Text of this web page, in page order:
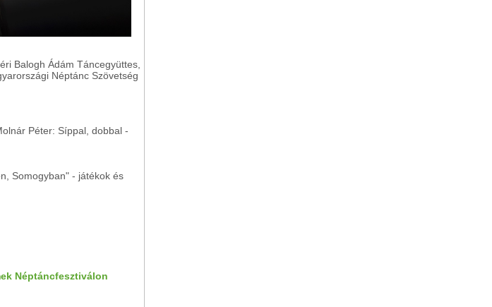
Balogh Ádám Táncegyüttes,
Néptánc Szövetség
Péter: Síppal, dobbal -
Somogyban" - játékok és
Néptáncfesztiválon